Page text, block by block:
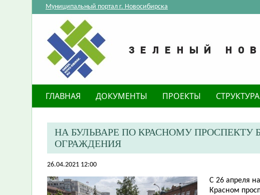
Муниципальный портал г. Новосибирска
ГЛАВНАЯ ДОКУМЕНТЫ ПРОЕКТЫ СТРУКТУРА
НА БУЛЬВАРЕ ПО КРАСНОМУ
ОГРАЖДЕНИЯ
26.04.2021 12:00
С 26 апреля
Красном